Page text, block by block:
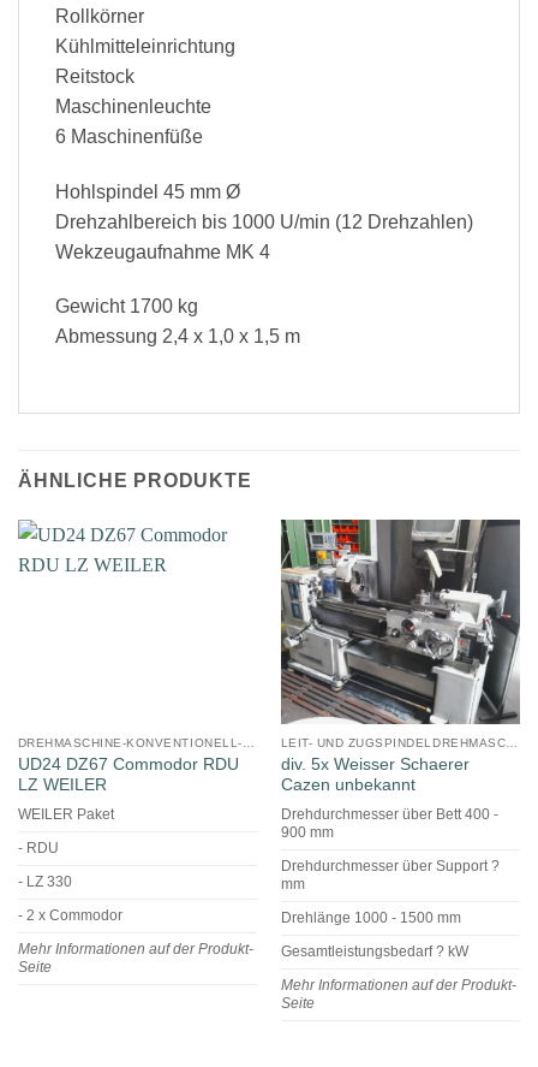
Rollkörner
Kühlmitteleinrichtung
Reitstock
Maschinenleuchte
6 Maschinenfüße
Hohlspindel 45 mm Ø
Drehzahlbereich bis 1000 U/min (12 Drehzahlen)
Wekzeugaufnahme MK 4
Gewicht 1700 kg
Abmessung 2,4 x 1,0 x 1,5 m
ÄHNLICHE PRODUKTE
DREHMASCHINE-KONVENTIONELL-ELEKTRONISCH
UD24 DZ67 Commodor RDU
LZ WEILER
WEILER Paket
- RDU
- LZ 330
- 2 x Commodor
Mehr Informationen auf der Produkt-
Seite
LEIT- UND ZUGSPINDELDREHMASCHINE
div. 5x Weisser Schaerer
Cazen unbekannt
Drehdurchmesser über Bett 400 -
900 mm
Drehdurchmesser über Support ?
mm
Drehlänge 1000 - 1500 mm
Gesamtleistungsbedarf ? kW
Mehr Informationen auf der Produkt-
Seite